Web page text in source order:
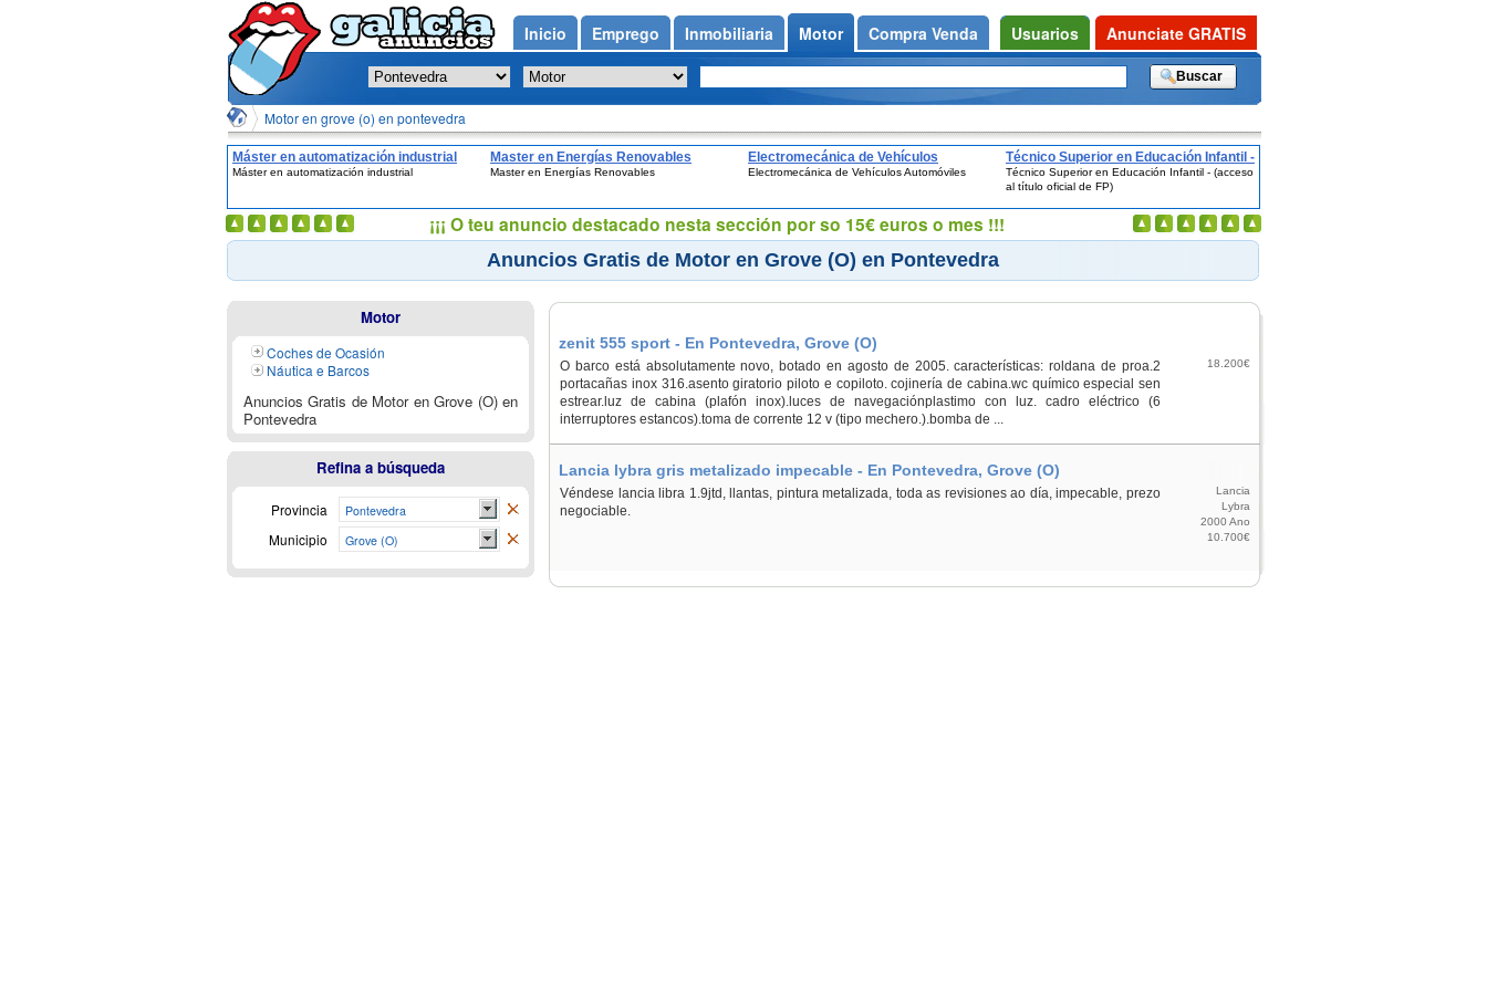
Motor en grove (o) en pontevedra
Máster en automatización industrial
Máster en automatización industrial
Master en Energías Renovables
Master en Energías Renovables
Electromecánica de Vehículos
Automóviles
Electromecánica de Vehículos Automóviles
Técnico Superior en Educación Infantil -
(acceso al título oficial de FP)
Técnico Superior en Educación Infantil - (acceso
al título oficial de FP)
Anuncios Gratis de Motor en Grove (O) en Pontevedra
zenit 555 sport - En Pontevedra, Grove (O)
O barco está absolutamente novo, botado en agosto de 2005. características: roldana de proa.2
portacañas inox 316.asento giratorio piloto e copiloto. cojinería de cabina.wc químico especial sen
estrear.luz de cabina (plafón inox).luces de navegaciónplastimo con luz. cadro eléctrico (6
interruptores estancos).toma de corrente 12 v (tipo mechero.).bomba de ...
18.200€
Lancia lybra gris metalizado impecable - En Pontevedra, Grove (O)
Véndese lancia libra 1.9jtd, llantas, pintura metalizada, toda as revisiones ao día, impecable, prezo
negociable.
Lancia
Lybra
2000 Ano
10.700€
Motor
Coches de Ocasión
Náutica e Barcos
Anuncios Gratis de Motor en Grove (O) en
Pontevedra
Refina a búsqueda
Provincia Pontevedra
Municipio Grove (O)
Inicio Emprego Inmobiliaria Motor Compra Venda Usuarios Anunciate GRATIS
¡¡¡ O teu anuncio destacado nesta sección por so 15€ euros o mes !!!